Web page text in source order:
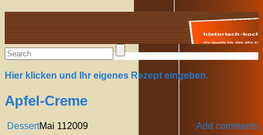
Alte Rezepte online
Hier klicken und Ihr eigenes Rezept eingeben.
Apfel-Creme
Dessert Add comments
Mai 112009